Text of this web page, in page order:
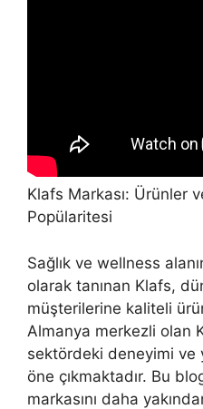
Klafs Markası: Ürünler
Popülaritesi
Sağlık ve wellness
olarak tanınan Klafs,
müşterilerine kaliteli
Almanya merkezli olan
sektördeki deneyimi ve
öne çıkmaktadır. Bu
markasını daha